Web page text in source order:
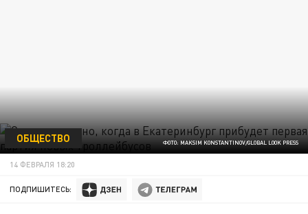
ФОТО: MAKSIM KONSTANTINOV/GLOBAL LOOK PRESS
ОБЩЕСТВО
14 ФЕВРАЛЯ 18:20
ПОДПИШИТЕСЬ: